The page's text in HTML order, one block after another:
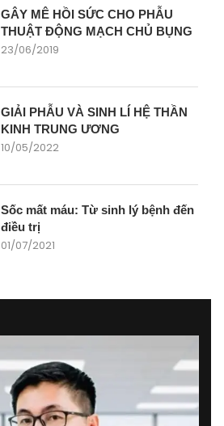
GÂY MÊ HỒI SỨC CHO PHẪU
THUẬT ĐỘNG MẠCH CHỦ BỤNG
23/06/2019
GIẢI PHẪU VÀ SINH LÍ HỆ THẦN
KINH TRUNG ƯƠNG
10/05/2022
Sốc mất máu: Từ sinh lý bệnh đến
điều trị
01/07/2021